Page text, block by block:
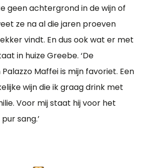
geen achtergrond in de wijn of
ze na al die jaren proeven
vindt. En dus ook wat er met
in huize Greebe. ‘De
Maffei is mijn favoriet. Een
wijn die ik graag drink met
Voor mij staat hij voor het
sang.’